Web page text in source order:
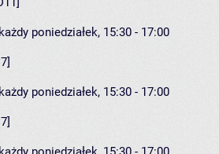
każdy poniedziałek, 15:30 - 17:00
każdy poniedziałek, 15:30 - 17:00